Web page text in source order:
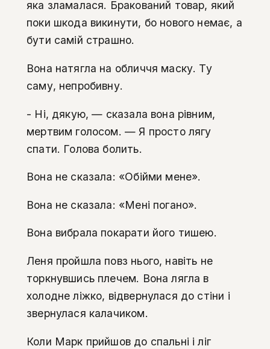
яка зламалася. Бракований товар, який
поки шкода викинути, бо нового немає, а
бути самій страшно.
Вона натягла на обличчя маску. Ту
саму, непробивну.
- Ні, дякую, — сказала вона рівним,
мертвим голосом. — Я просто лягу
спати. Голова болить.
Вона не сказала: «Обійми мене».
Вона не сказала: «Мені погано».
Вона вибрала покарати його тишею.
Леня пройшла повз нього, навіть не
торкнувшись плечем. Вона лягла в
холодне ліжко, відвернулася до стіни і
звернулася калачиком.
Коли Марк прийшов до спальні і ліг